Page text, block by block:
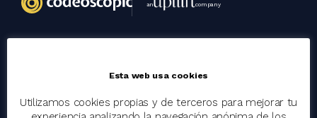
an company
Trabaja con nosotros
Esta web usa cookies
Utilizamos cookies propias y de terceros para mejorar tu